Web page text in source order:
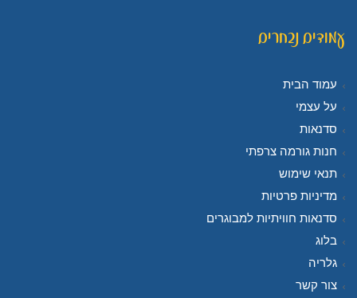
עמודים נבחרים
עמוד הבית
על עצמי
סדנאות
חנות גורמה צרפתי
תנאי שימוש
מדיניות פרטיות
סדנאות חוויתיות למבוגרים
בלוג
גלריה
צור קשר